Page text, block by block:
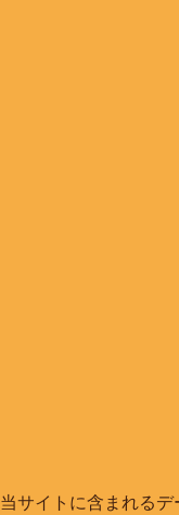
当サイトに含まれる